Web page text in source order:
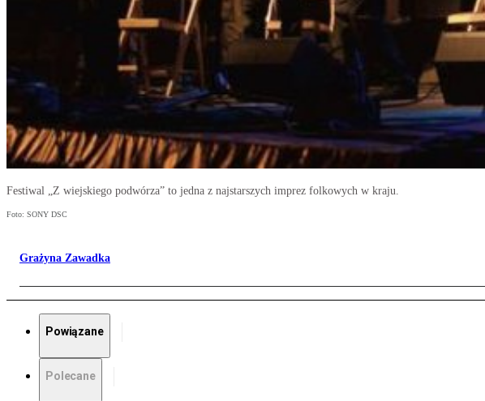
Festiwal „Z wiejskiego podwórza” to jedna z najstarszych imprez folkowych w kraju.
Foto: SONY DSC
Grażyna Zawadka
Powiązane
Polecane